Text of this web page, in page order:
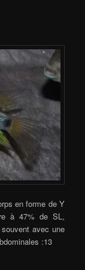
en forme de Y
à 47% de SL,
avec une
:13